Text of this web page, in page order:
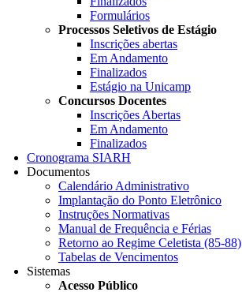
Formulários
Processos Seletivos de Estágio
Inscrições abertas
Em Andamento
Finalizados
Estágio na Unicamp
Concursos Docentes
Inscrições Abertas
Em Andamento
Finalizados
Cronograma SIARH
Documentos
Calendário Administrativo
Implantação do Ponto Eletrônico
Instruções Normativas
Manual de Frequência e Férias
Retorno ao Regime Celetista (85-88)
Tabelas de Vencimentos
Sistemas
Acesso Público